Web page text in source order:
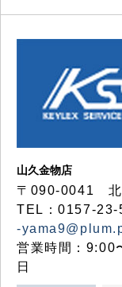
山久金物店
〒090-0041 北
TEL：0157-
-
営業時間：9:00
日